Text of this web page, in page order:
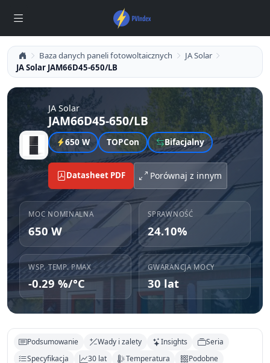
Baza danych paneli fotowoltaicznych
JA Solar
JA Solar JAM66D45-650/LB
JA Solar
JAM66D45-650/LB
650 W TOPCon Bifacjalny
Datasheet PDF Porównaj z innym
MOC NOMINALNA
650 W
SPRAWNOŚĆ
24.10%
WSP. TEMP. PMAX
-0.29 %/°C
GWARANCJA MOCY
30 lat
Podsumowanie Wady i zalety Insights
Seria
Specyfikacja
30 lat Temperatura
Podobne